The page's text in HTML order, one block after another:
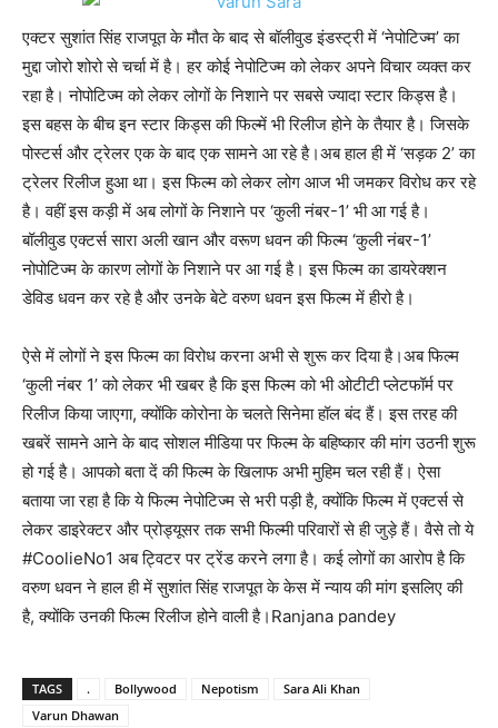
एक्टर सुशांत सिंह राजपूत के मौत के बाद से बॉलीवुड इंडस्ट्री में ‘नेपोटिज्म’ का
मुद्दा जोरो शोरो से चर्चा में है। हर कोई नेपोटिज्म को लेकर अपने विचार व्यक्त कर
रहा है। नोपोटिज्म को लेकर लोगों के निशाने पर सबसे ज्यादा स्टार किड्स है।
इस बहस के बीच इन स्टार किड्स की फिल्में भी रिलीज होने के तैयार है। जिसके
पोस्टर्स और ट्रेलर एक के बाद एक सामने आ रहे है।अब हाल ही में ‘सड़क 2’ का
ट्रेलर रिलीज हुआ था। इस फिल्म को लेकर लोग आज भी जमकर विरोध कर रहे
है। वहीं इस कड़ी में अब लोगों के निशाने पर ‘कुली नंबर-1’ भी आ गई है।
बॉलीवुड एक्टर्स सारा अली खान और वरूण धवन की फिल्म ‘कुली नंबर-1’
नोपोटिज्म के कारण लोगों के निशाने पर आ गई है। इस फिल्म का डायरेक्शन
डेविड धवन कर रहे है और उनके बेटे वरुण धवन इस फिल्म में हीरो है।
ऐसे में लोगों ने इस फिल्म का विरोध करना अभी से शुरू कर दिया है।अब फिल्म
‘कुली नंबर 1’ को लेकर भी खबर है कि इस फिल्म को भी ओटीटी प्लेटफॉर्म पर
रिलीज किया जाएगा, क्योंकि कोरोना के चलते सिनेमा हॉल बंद हैं। इस तरह की
खबरें सामने आने के बाद सोशल मीडिया पर फिल्म के बहिष्कार की मांग उठनी शुरू
हो गई है। आपको बता दें की फिल्म के खिलाफ अभी मुहिम चल रही हैं। ऐसा
बताया जा रहा है कि ये फिल्म नेपोटिज्म से भरी पड़ी है, क्योंकि फिल्म में एक्टर्स से
लेकर डाइरेक्टर और प्रोड्यूसर तक सभी फिल्मी परिवारों से ही जुड़े हैं। वैसे तो ये
#CoolieNo1 अब ट्विटर पर ट्रेंड करने लगा है। कई लोगों का आरोप है कि
वरुण धवन ने हाल ही में सुशांत सिंह राजपूत के केस में न्याय की मांग इसलिए की
है, क्योंकि उनकी फिल्म रिलीज होने वाली है।Ranjana pandey
TAGS . Bollywood Nepotism
Sara Ali Khan
Varun Dhawan